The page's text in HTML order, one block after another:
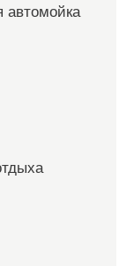
автомойка